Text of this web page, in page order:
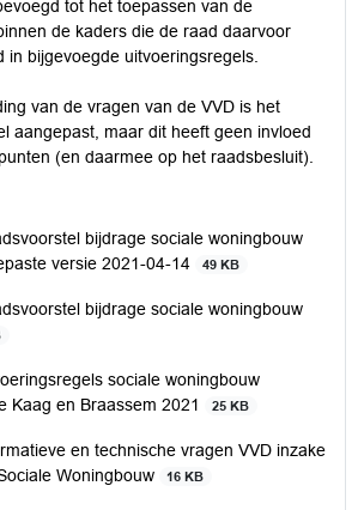
tot het toepassen van de
de kaders die de raad daarvoor
in bijgevoegde uitvoeringsregels.
van de vragen van de VVD is het
aangepast, maar dit heeft geen invloed
(en daarmee op het raadsbesluit).
bijdrage sociale woningbouw
versie 2021-04-14
49 KB
bijdrage sociale woningbouw
sociale woningbouw
Kaag en Braassem 2021
25 KB
en technische vragen VVD inzake
Woningbouw
16 KB